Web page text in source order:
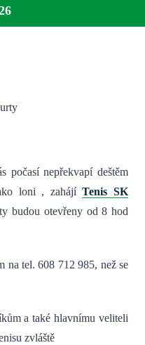
počasí nepřekvapí deštěm
loni , zahájíTenis SK
budou otevřeny od 8 hod
na tel. 608 712 985, než se
a také hlavnímu veliteli
zvláště